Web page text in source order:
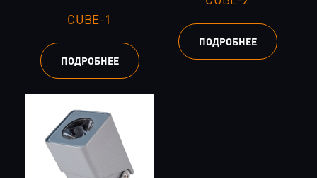
CUBE-1
ПОДРОБНЕЕ
ПОДРОБНЕЕ